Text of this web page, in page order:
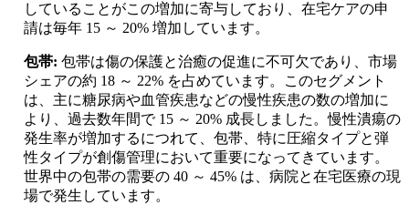
していることがこの増加に寄与しており、在宅ケアの申
請は毎年 15 ～ 20% 増加しています。
包帯: 包帯は傷の保護と治癒の促進に不可欠であり、市場
シェアの約 18 ～ 22% を占めています。このセグメント
は、主に糖尿病や血管疾患などの慢性疾患の数の増加に
より、過去数年間で 15 ～ 20% 成長しました。慢性潰瘍の
発生率が増加するにつれて、包帯、特に圧縮タイプと弾
性タイプが創傷管理において重要になってきています。
世界中の包帯の需要の 40 ～ 45% は、病院と在宅医療の現
場で発生しています。